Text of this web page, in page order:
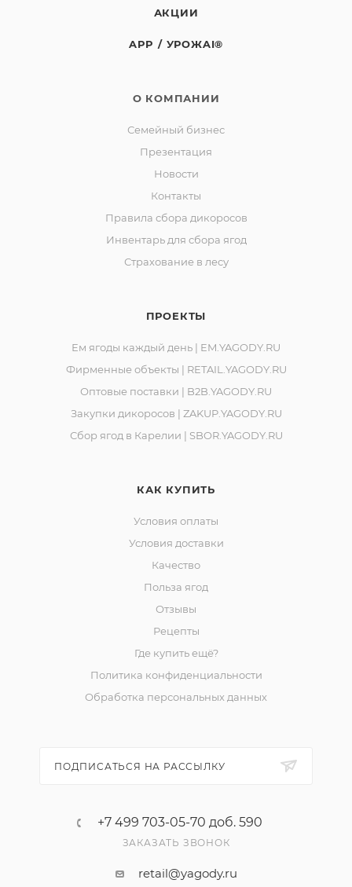
Адрес производства: 186930, Российская Федерация,
Горняков, район базы «Торос»
АКЦИИ
APP / УРОЖAI®
О КОМПАНИИ
Семейный бизнес
Презентация
Новости
Контакты
Правила сбора дикоросов
Инвентарь для сбора ягод
Страхование в лесу
ПРОЕКТЫ
Ем ягоды каждый день | EM.YAGODY.RU
Фирменные объекты | RETAIL.YAGODY.RU
Оптовые поставки | B2B.YAGODY.RU
Закупки дикоросов | ZAKUP.YAGODY.RU
Сбор ягод в Карелии | SBOR.YAGODY.RU
КАК КУПИТЬ
Условия оплаты
Условия доставки
Качество
Польза ягод
Отзывы
Рецепты
Где купить ещё?
Политика конфиденциальности
Обработка персональных данных
ПОДПИСАТЬСЯ НА РАССЫЛКУ
+7 499 703-05-70 доб. 590
ЗАКАЗАТЬ ЗВОНОК
retail@yagody.ru